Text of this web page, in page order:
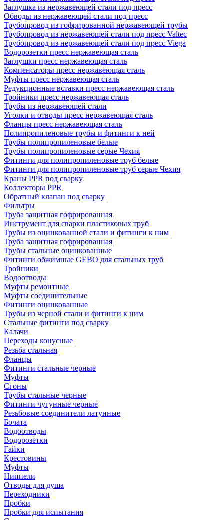
Заглушка из нержавеющей стали под пресс
Обводы из нержавеющей стали под пресс
Трубопровод из гофрированной нержавеющей трубы
Трубопровод из нержавеющей стали под пресс Valtec
Трубопровод из нержавеющей стали под пресс Viega
Водорозетки пресс нержавеющая сталь
Заглушки пресс нержавеющая сталь
Компенсаторы пресс нержавеющая сталь
Муфты пресс нержавеющая сталь
Редукционные вставки пресс нержавеющая сталь
Тройники пресс нержавеющая сталь
Трубы из нержавеющей стали
Уголки и отводы пресс нержавеющая сталь
Фланцы пресс нержавеющая сталь
Полипропиленовые трубы и фитинги к ней
Трубы полипропиленовые белые
Трубы полипропиленовые серые Чехия
Фитинги для полипропиленовые труб белые
Фитинги для полипропиленовые труб серые Чехия
Краны PPR под сварку
Коллекторы PPR
Обратный клапан под сварку
Фильтры
Труба защитная гофрированная
Инструмент для сварки пластиковых труб
Трубы из оцинкованной стали и фитинги к ним
Труба защитная гофрированная
Трубы стальные оцинкованные
Фитинги обжимные GEBO для стальных труб
Тройники
Водоотводы
Муфты ремонтные
Муфты соединительные
Фитинги оцинкованные
Трубы из черной стали и фитинги к ним
Стальные фитинги под сварку
Калачи
Переходы конусные
Резьба стальная
Фланцы
Фитинги стальные черные
Муфты
Сгоны
Трубы стальные черные
Фитинги чугунные черные
Резьбовые соединители латунные
Бочата
Водоотводы
Водорозетки
Гайки
Крестовины
Муфты
Ниппели
Отводы для душа
Переходники
Пробки
Пробки для испытания